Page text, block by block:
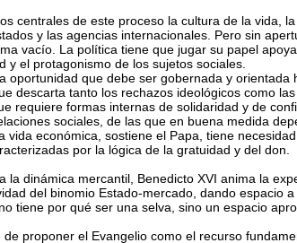
centrales de este proceso la cultura de la vida,
y las agencias internacionales. Pero sin
vacío. La política tiene que jugar su papel
y el protagonismo de los sujetos sociales.
oportunidad que debe ser gobernada y
descarta tanto los rechazos ideológicos como
requiere formas internas de solidaridad y de
sociales, de las que en buena medida
económica, sostiene el Papa, tiene
por la lógica de la gratuidad y del don.
la dinámica mercantil, Benedicto XVI anima la
del binomio Estado-mercado, dando
tiene por qué ser una selva, sino un espacio
proponer el Evangelio como el recurso